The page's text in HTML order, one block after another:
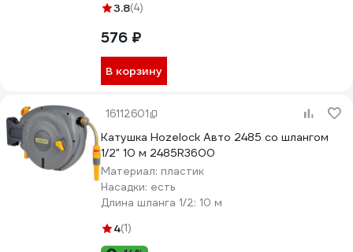
3.8(4)
576 ₽
В корзину
16112601
Катушка Hozelock Авто 2485 со шлангом
1/2" 10 м 2485R3600
Материал: пластик
Насадки: есть
Длина шланга 1/2: 10 м
4(1)